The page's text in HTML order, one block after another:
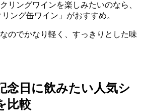
リングワインを楽しみたいのなら、
ング缶ワイン」がおすすめ。
のでかなり軽く、すっきりとした味
念日に飲みたい人気シ
比較